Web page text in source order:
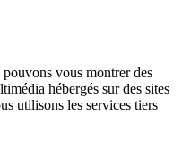
vous montrer des
hébergés sur des sites
utilisons les services tiers